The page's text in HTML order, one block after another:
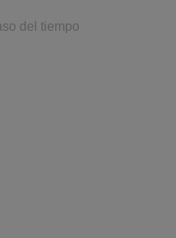
del tiempo